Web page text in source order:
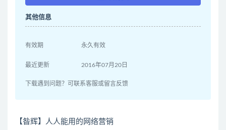
其他信息
有效期 永久有效
最近更新 2016年07月20日
下载遇到问题？可联系客服或留言反馈
【昝辉】人人能用的网络营销